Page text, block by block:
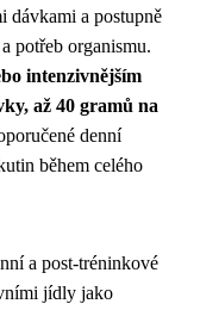
dávkami a postupně
potřeb organismu.
intenzivnějším
až 40 gramů na
denní
během celého
a post-tréninkové
jídly jako